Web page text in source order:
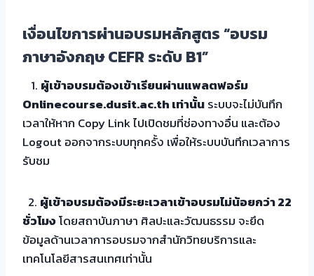
เงื่อนไขการผ่านอบรมหลักสูตร “อบรม
ภาษาอังกฤษ CEFR ระดับ B1”
1. ผู้เข้าอบรมต้องเข้าเรียนผ่านแพลตฟอร์ม
Onlinecourse.dusit.ac.th เท่านั้นระบบจะไม่บันทึก
เวลาให้หาก Copy Link ไปเปิดชมที่ช่องทางอื่น และต้อง
Logout ออกจากระบบทุกครั้ง เพื่อให้ระบบบันทึกเวลาการ
รับชม
2. ผู้เข้าอบรมต้องมีระยะเวลาเข้าอบรมไม่น้อยกว่า 22
ชั่วโมงโดยสถาบันภาษา ศิลปะและวัฒนธรรม จะยึด
ข้อมูลด้านเวลาการอบรมจากสำนักวิทยบริการและ
เทคโนโลยีสารสนเทศเท่านั้น